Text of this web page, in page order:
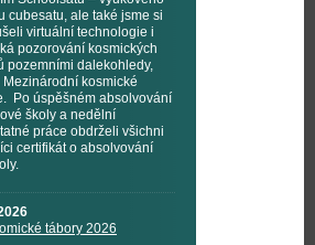
cubesatu, ale také jsme si
virtuální technologie i
pozorování kosmických
pozemními dalekohledy,
Mezinárodní kosmické
Po úspěšném absolvování
školy a nedělní
práce obdrželi všichni
certifikát o absolvování
tábory 2026